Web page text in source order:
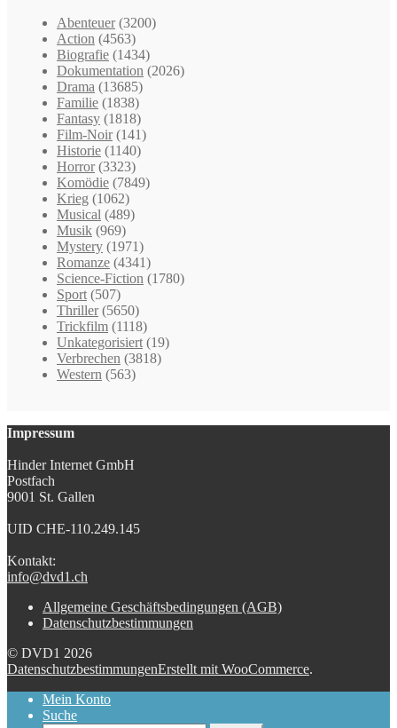
Abenteuer (3200)
Action (4563)
Biografie (1434)
Dokumentation (2026)
Drama (13685)
Familie (1838)
Fantasy (1818)
Film-Noir (141)
Historie (1140)
Horror (3323)
Komödie (7849)
Krieg (1062)
Musical (489)
Musik (969)
Mystery (1971)
Romanze (4341)
Science-Fiction (1780)
Sport (507)
Thriller (5650)
Trickfilm (1118)
Unkategorisiert (19)
Verbrechen (3818)
Western (563)
Impressum
Hinder Internet GmbH
Postfach
9001 St. Gallen
UID CHE-110.249.145
Kontakt:
info@dvd1.ch
Allgemeine Geschäftsbedingungen (AGB)
Datenschutzbestimmungen
© DVD1 2026
DatenschutzbestimmungenErstellt mit WooCommerce.
Mein Konto
Suche